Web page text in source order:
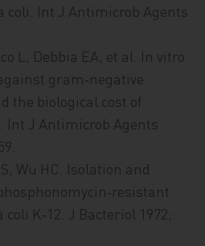
coli. Int J Antimicrob Agents
L, Debbia EA, et al. In vitro
gram‑negative
the biological cost of
Int J Antimicrob Agents
Wu HC. Isolation and
K‑12. J Bacteriol 1972;